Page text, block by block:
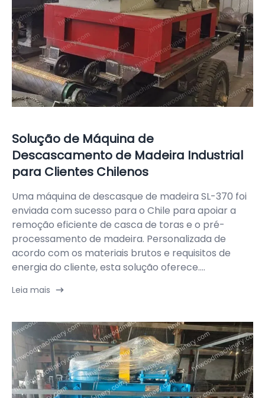
Solução de Máquina de
Descascamento de Madeira Industrial
para Clientes Chilenos
Uma máquina de descasque de madeira SL-370 foi
enviada com sucesso para o Chile para apoiar a
remoção eficiente de casca de toras e o pré-
processamento de madeira. Personalizada de
acordo com os materiais brutos e requisitos de
energia do cliente, esta solução oferece....
Leia mais